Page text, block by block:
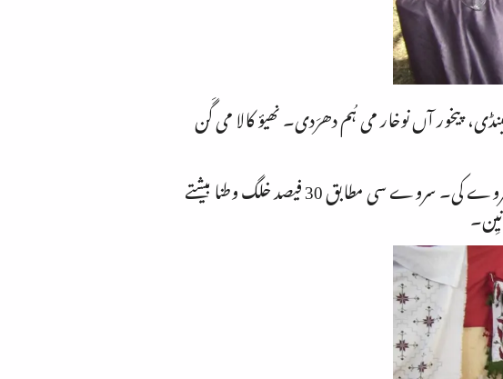
پیخور آں نوخار می ہُم دھرَدی۔ نھیؤ کالا می گَن
2008 می ادارہ برائے تعلیم و ترقی (IBT) خارا می توروالی خلگا سی حالات گھیِنُو سی کیا اے سروے کی۔ سروے سی مطابق 30 فیصد خلگ وطنا بیشتے